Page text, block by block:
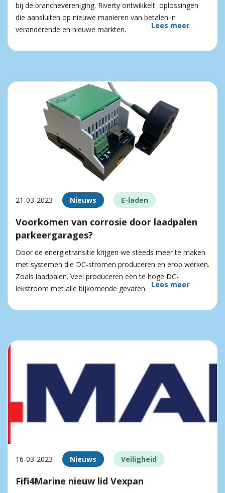
bij de branchevereniging. Riverty ontwikkelt oplossingen
die aansluiten op nieuwe manieren van betalen in
veranderende en nieuwe markten.
Lees meer
21-03-2023 Nieuws E-laden
Voorkomen van corrosie door laadpalen
parkeergarages?
Door de energietransitie krijgen we steeds meer te maken
met systemen die DC-stromen produceren en erop werken.
Zoals laadpalen. Veel produceren een te hoge DC-
lekstroom met alle bijkomende gevaren. Lees meer
16-03-2023 Nieuws Veiligheid
Fifi4Marine nieuw lid Vexpan